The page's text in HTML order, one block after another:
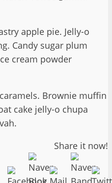
apple pie. Jelly-o
Candy sugar plum
cream powder
Brownie muffin
cake jelly-o chupa
Share it now!